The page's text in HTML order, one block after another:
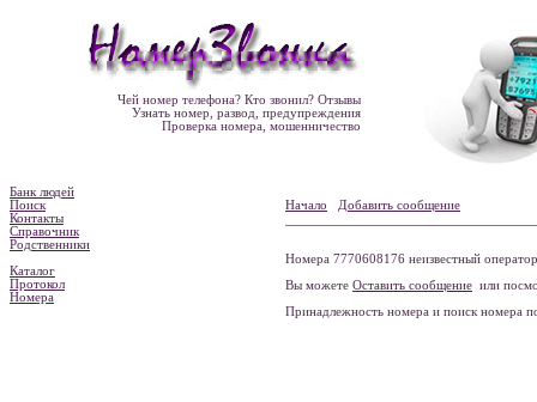
Чей номер телефона? Кто звонил? Отзывы
Узнать номер, развод, предупреждения
Проверка номера, мошенничество
Банк людей
Поиск
Контакты
Справочник
Родственники
Каталог
Протокол
Номера
Начало Добавить сообщение
Номера 7770608176 неизвестный оператор
Вы можете Оставить сообщение или
Принадлежность номера и поиск номера